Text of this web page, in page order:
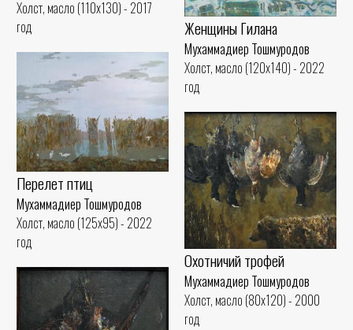
Холст, масло (110x130) - 2017
год
Женщины Гилана
Мухаммадиер Тошмуродов
Холст, масло (120x140) - 2022
год
Перелет птиц
Мухаммадиер Тошмуродов
Холст, масло (125x95) - 2022
год
Охотничий трофей
Мухаммадиер Тошмуродов
Холст, масло (80x120) - 2000
год